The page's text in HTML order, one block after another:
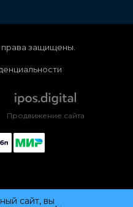
защищены.
Продвижение сайта
сайт, вы